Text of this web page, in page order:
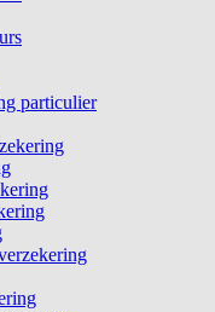
particulier